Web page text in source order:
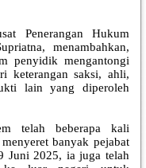
Penerangan Hukum
menambahkan,
penyidik mengantongi
keterangan saksi, ahli,
lain yang diperoleh
telah beberapa kali
banyak pejabat
Juni 2025, ia juga telah